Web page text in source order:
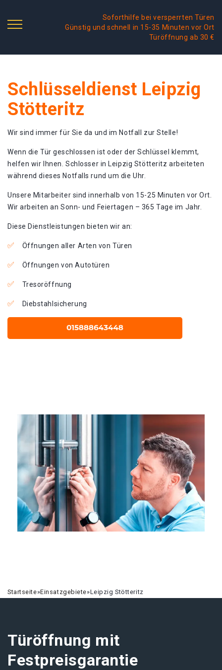
Soforthilfe bei versperrten Türen
Günstig und schnell in 15-35 Minuten vor Ort
Türöffnung ab 30 €
Schlüsseldienst Leipzig
Stötteritz
Wir sind immer für Sie da und im Notfall zur Stelle!
Wenn die Tür geschlossen ist oder der Schlüssel klemmt,
helfen wir Ihnen. Schlosser in Leipzig Stötteritz arbeiteten
während dieses Notfalls rund um die Uhr.
Unsere Mitarbeiter sind innerhalb von 15-25 Minuten vor Ort.
Wir arbeiten an Sonn- und Feiertagen – 365 Tage im Jahr.
Diese Dienstleistungen bieten wir an:
Öffnungen aller Arten von Türen
Öffnungen von Autotüren
Tresoröffnung
Diebstahlsicherung
Startseite»Einsatzgebiete»Leipzig Stötteritz
Türöffnung mit
Festpreisgarantie